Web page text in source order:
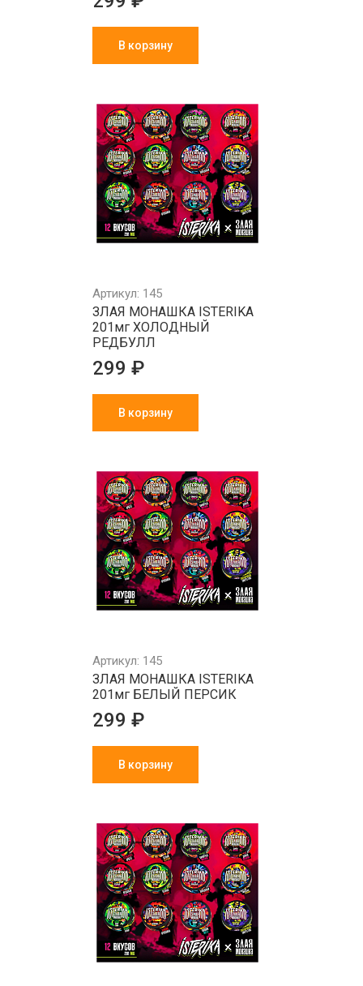
В корзину
Артикул: 145
ЗЛАЯ МОНАШКА ISTERIKA
201мг ХОЛОДНЫЙ
РЕДБУЛЛ
299 ₽
В корзину
Артикул: 145
ЗЛАЯ МОНАШКА ISTERIKA
201мг БЕЛЫЙ ПЕРСИК
299 ₽
В корзину